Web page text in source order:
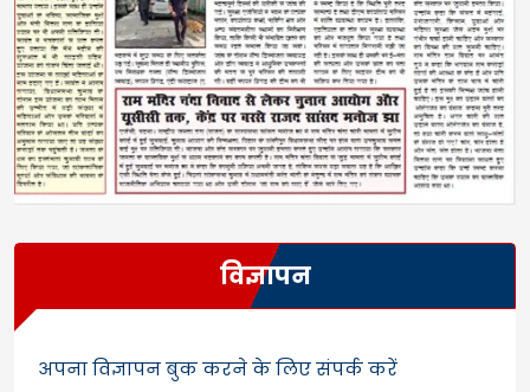
विज्ञापन
अपना विज्ञापन बुक करने के लिए संपर्क करें